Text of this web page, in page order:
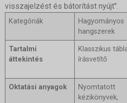
visszajelzést és bátorítást nyújt".
Kategóriák
Hagyományos
hangszerek
Tartalmi
áttekintés
Klasszikus
írásvetítő
Oktatási anyagok
Nyomtatott
kézikönyvek,